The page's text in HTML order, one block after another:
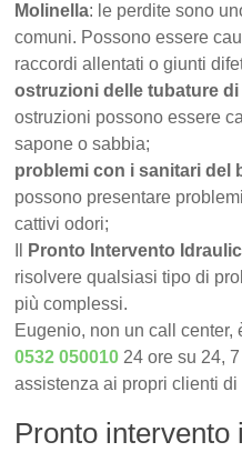
Molinella: le perdite sono
comuni. Possono essere
raccordi allentati o giunti
ostruzioni delle tubature
ostruzioni possono essere
sapone o sabbia;
problemi con i sanitari del
possono presentare
cattivi odori;
Pronto Intervento
risolvere qualsiasi tipo di
più complessi.
Eugenio, non un call
0532 050010 24 ore su 24,
assistenza ai propri clienti
Pronto intervento